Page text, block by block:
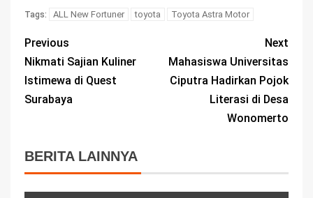
Tags: ALL New Fortuner toyota Toyota Astra Motor
Previous
Nikmati Sajian Kuliner
Istimewa di Quest
Surabaya
Next
Mahasiswa Universitas
Ciputra Hadirkan Pojok
Literasi di Desa
Wonomerto
BERITA LAINNYA